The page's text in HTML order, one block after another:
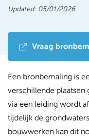
Updated: 05/01/2026
Vraag
Een bronbemaling is
verschillende
via een leiding wordt
tijdelijk de
bouwwerken kan dit